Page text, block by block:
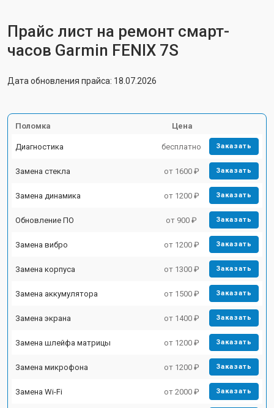
Прайс лист на ремонт смарт-
часов Garmin FENIX 7S
Дата обновления прайса: 18.07.2026
Поломка Цена
Диагностика бесплатно Заказать
Замена стекла от 1600 ₽ Заказать
Замена динамика от 1200 ₽ Заказать
Обновление ПО от 900 ₽ Заказать
Замена вибро от 1200 ₽ Заказать
Замена корпуса от 1300 ₽ Заказать
Замена аккумулятора от 1500 ₽ Заказать
Замена экрана от 1400 ₽ Заказать
Замена шлейфа матрицы от 1200 ₽ Заказать
Замена микрофона от 1200 ₽ Заказать
Замена Wi-Fi от 2000 ₽ Заказать